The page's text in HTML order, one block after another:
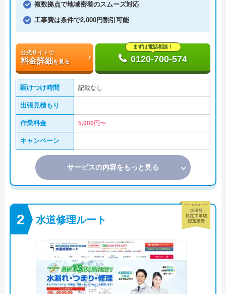
複数拠点で地域密着のスムーズ対応
工事費は条件で2,000円割引可能
公式サイトで
料金詳細を見る
まずは電話相談！
0120-700-574
駆けつけ時間 記載なし
出張見積もり
作業料金 5,000円〜
キャンペーン
サービスの内容をもっと見る
水道修理ルート